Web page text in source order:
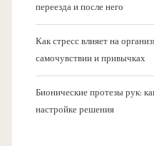
переезда и после него
Как стресс влияет на
самочувствии и привычках
Бионические протезы рук:
настройке решения